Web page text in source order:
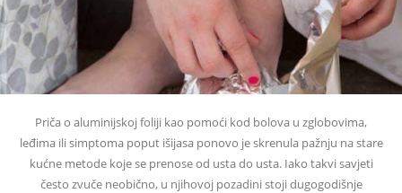
Priča o aluminijskoj foliji kao pomoći kod bolova u zglobovima,
leđima ili simptoma poput išijasa ponovo je skrenula pažnju na stare
kućne metode koje se prenose od usta do usta. Iako takvi savjeti
često zvuče neobično, u njihovoj pozadini stoji dugogodišnje